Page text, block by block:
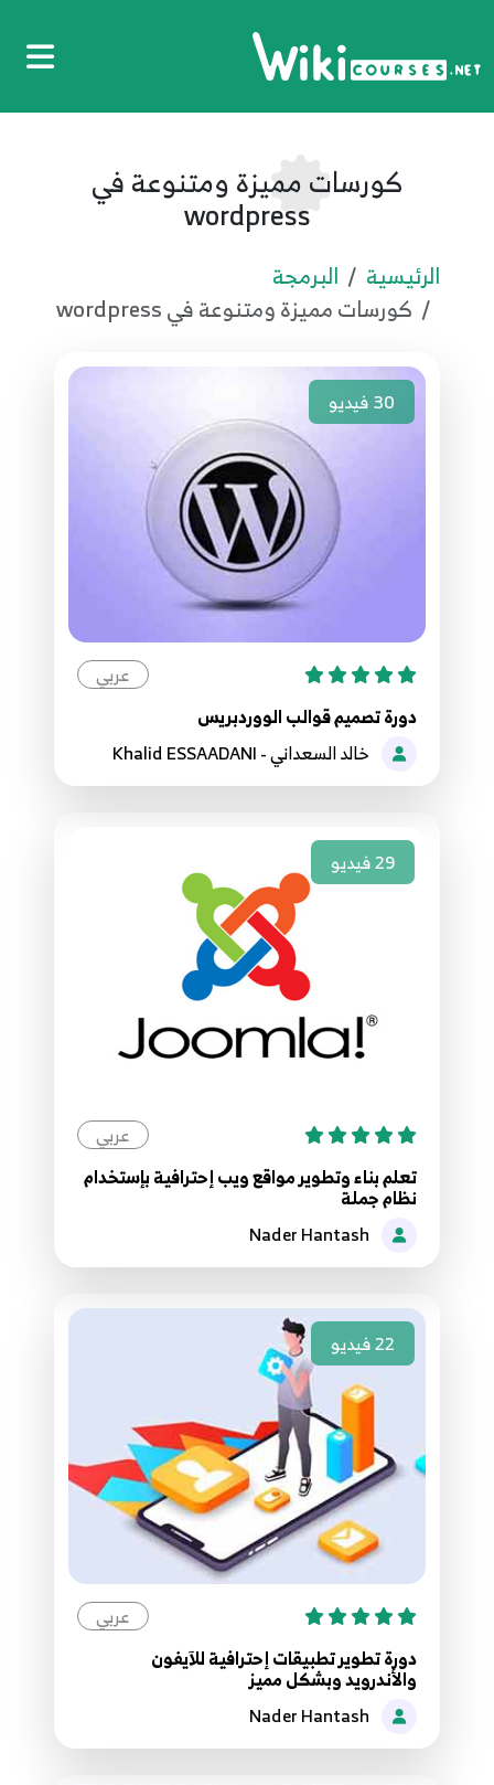
كورسات مميزة ومتنوعة في
wordpress
الرئيسية
البرمجة
كورسات مميزة ومتنوعة في wordpress
30فيديو
عربي
دورة تصميم قوالب الووردبريس
خالد السعداني - Khalid ESSAADANI
29فيديو
عربي
تعلم بناء وتطوير مواقع ويب إحترافية بإستخدام
نظام جملة
22فيديو
عربي
دورة تطوير تطبيقات إحترافية للآيفون
والأندرويد وبشكل مميز